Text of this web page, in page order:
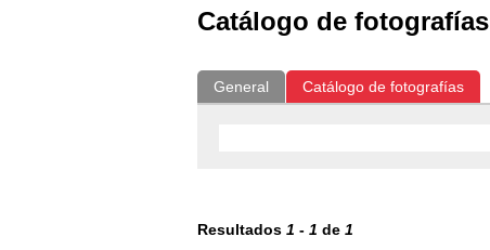
Catálogo de fotografías
General Catálogo de fotografías
Resultados 1 - 1 de 1